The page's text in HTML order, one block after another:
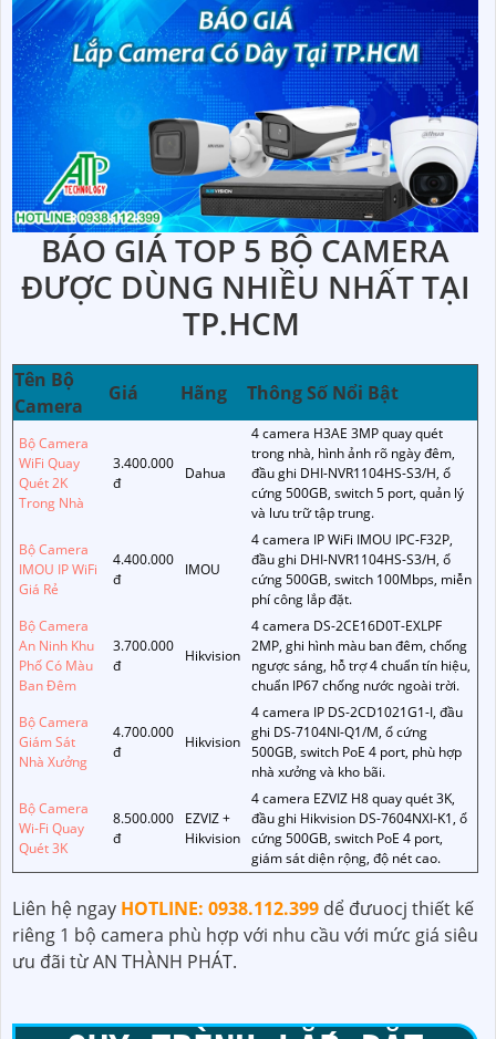
BÁO GIÁ TOP 5 BỘ CAMERA
ĐƯỢC DÙNG NHIỀU NHẤT TẠI
TP.HCM
Tên Bộ
Camera
Giá Hãng Thông Số Nổi Bật
Bộ Camera
WiFi Quay
Quét 2K
Trong Nhà
3.400.000
đ
Dahua
4 camera H3AE 3MP quay quét
trong nhà, hình ảnh rõ ngày đêm,
đầu ghi DHI-NVR1104HS-S3/H, ổ
cứng 500GB, switch 5 port, quản lý
và lưu trữ tập trung.
Bộ Camera
IMOU IP WiFi
Giá Rẻ
4.400.000
đ
IMOU
4 camera IP WiFi IMOU IPC-F32P,
đầu ghi DHI-NVR1104HS-S3/H, ổ
cứng 500GB, switch 100Mbps, miễn
phí công lắp đặt.
Bộ Camera
An Ninh Khu
Phố Có Màu
Ban Đêm
3.700.000
đ
Hikvision
4 camera DS-2CE16D0T-EXLPF
2MP, ghi hình màu ban đêm, chống
ngược sáng, hỗ trợ 4 chuẩn tín hiệu,
chuẩn IP67 chống nước ngoài trời.
Bộ Camera
Giám Sát
Nhà Xưởng
4.700.000
đ
Hikvision
4 camera IP DS-2CD1021G1-I, đầu
ghi DS-7104NI-Q1/M, ổ cứng
500GB, switch PoE 4 port, phù hợp
nhà xưởng và kho bãi.
Bộ Camera
Wi-Fi Quay
Quét 3K
8.500.000
đ
EZVIZ +
Hikvision
4 camera EZVIZ H8 quay quét 3K,
đầu ghi Hikvision DS-7604NXI-K1, ổ
cứng 500GB, switch PoE 4 port,
giám sát diện rộng, độ nét cao.
Liên hệ ngay HOTLINE: 0938.112.399 dể đưuocj thiết kế
riêng 1 bộ camera phù hợp với nhu cầu với mức giá siêu
ưu đãi từ AN THÀNH PHÁT.